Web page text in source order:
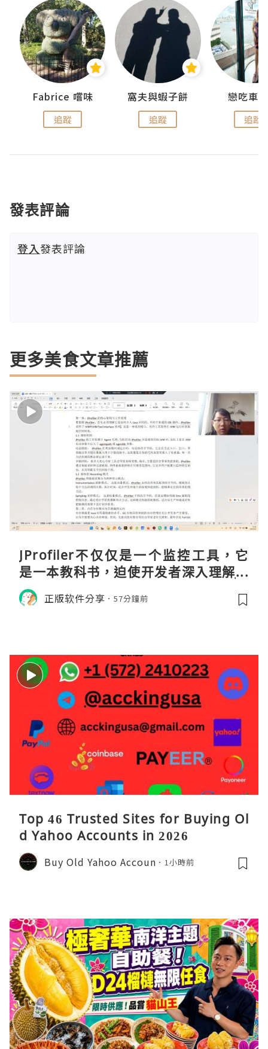
Fabrice 嚐味
追蹤
窩夫與蝦子餅
追蹤
戀吃車
追蹤
發表評論
登入發表評論
更多美食文章推薦
JProfiler不仅仅是一个监控工具，它
是一本教科书，迫使开发者深入理解JV
M的内存模型、垃圾回收机制和并发原
理。通过直观的可视化数据，它将抽象
正版软件分享 57分鐘前
Top 46 Trusted Sites for Buying Ol
d Yahoo Accounts in 2026
Buy Old Yahoo Accoun 1小時前